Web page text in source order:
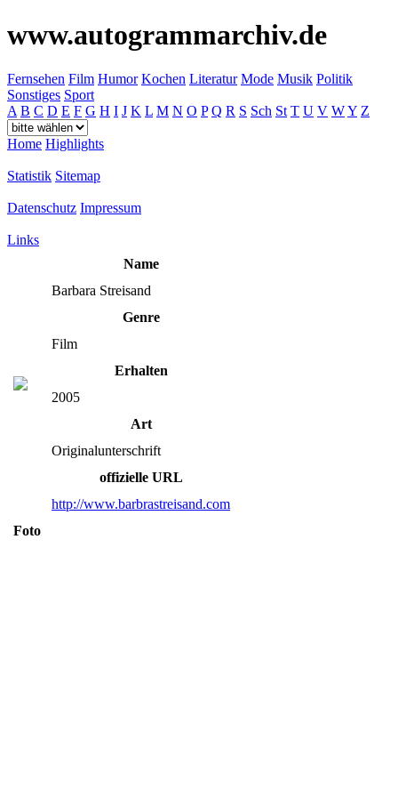
www.autogrammarchiv.de
Fernsehen Film Humor Kochen Literatur Mode Musik Politik
Sonstiges Sport
A B C D E F G H I J K L M N O P Q R S Sch St T U V WY Z
Home Highlights
Statistik Sitemap
Datenschutz Impressum
Links
Name
Barbara Streisand
Genre
Film
Erhalten
2005
Art
Originalunterschrift
offizielle URL
http://www.barbrastreisand.com
Foto